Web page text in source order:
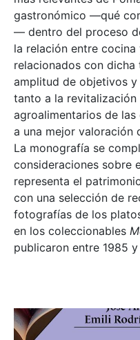
gastronómico —qué
— dentro del proceso
la relación entre
relacionados con dicha
amplitud de objetivos
tanto a la revitalización
agroalimentarios de
a una mejor valoración
La monografía se
consideraciones sobre
representa el
con una selección de
fotografías de los
en los coleccionables
publicaron entre 1985 y